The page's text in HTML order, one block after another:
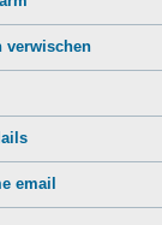
verwischen
email